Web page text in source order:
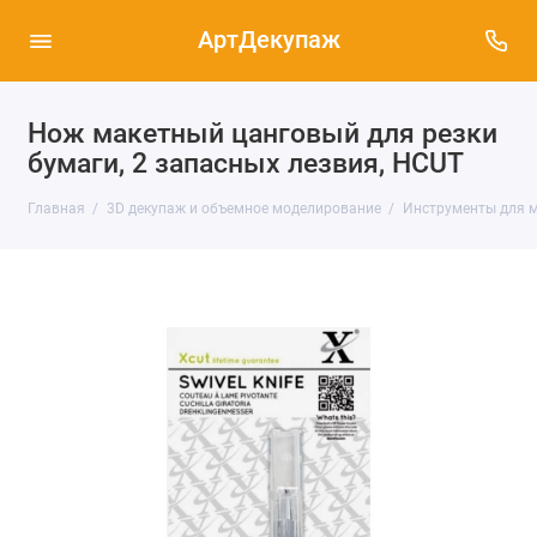
АртДекупаж
Нож макетный цанговый для резки
бумаги, 2 запасных лезвия, HCUT
Главная 3D декупаж и объемное моделирование Инструменты для